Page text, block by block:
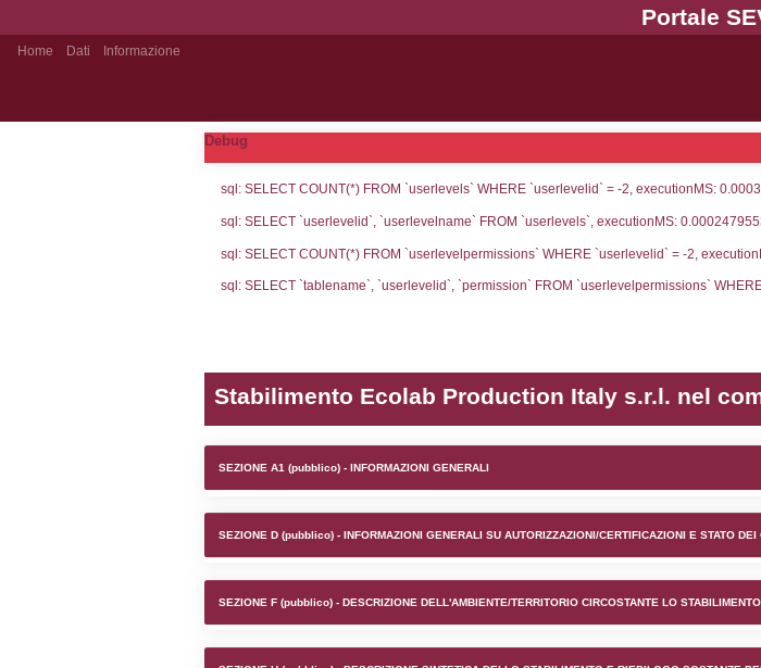
Notifiche pubblico
Debug
sql: SELECT COUNT(*) FROM `userlevels`
sql: SELECT COUNT(*) FROM
Stabilimento Ecolab